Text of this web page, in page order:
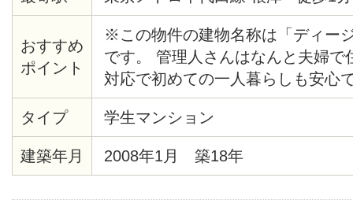
おすすめ
ポイント
※この物件の建物名称は「ディー
です。 管理人さんはなんと夫婦で
対応で初めての一人暮らしも安心
りて地上に上がると、目の前にマ
らマンションまでの近さも魅力で
で営業しているスーパーも物件目
屋から歴史根付く根津の町を見渡
タイプ 学生マンション
建築年月 2008年1月 築18年